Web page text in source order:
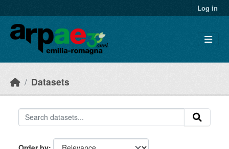
Log in
Datasets